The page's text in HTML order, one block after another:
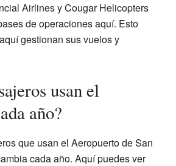
Airlines y Cougar Helicopters
de operaciones aquí. Esto
gestionan sus vuelos y
usan el
año?
que usan el Aeropuerto de San
cada año. Aquí puedes ver